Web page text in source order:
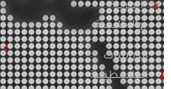
العربية
والإقليمية
الدراسات
الفلسطينية